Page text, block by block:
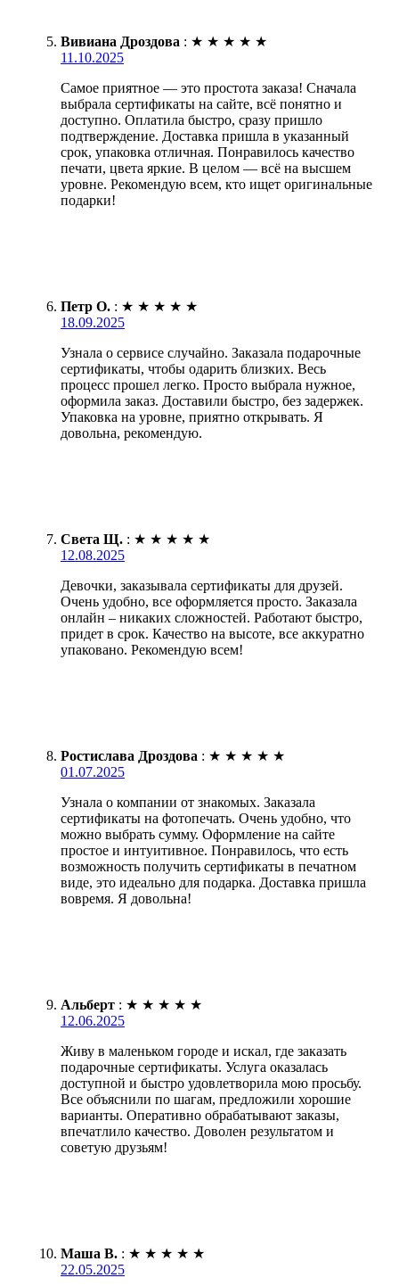
Вивиана Дроздова : ★ ★ ★ ★ ★
11.10.2025
Самое приятное — это простота заказа! Сначала
выбрала сертификаты на сайте, всё понятно и
доступно. Оплатила быстро, сразу пришло
подтверждение. Доставка пришла в указанный
срок, упаковка отличная. Понравилось качество
печати, цвета яркие. В целом — всё на высшем
уровне. Рекомендую всем, кто ищет оригинальные
подарки!
Петр О. : ★ ★ ★ ★ ★
18.09.2025
Узнала о сервисе случайно. Заказала подарочные
сертификаты, чтобы одарить близких. Весь
процесс прошел легко. Просто выбрала нужное,
оформила заказ. Доставили быстро, без задержек.
Упаковка на уровне, приятно открывать. Я
довольна, рекомендую.
Света Щ. : ★ ★ ★ ★ ★
12.08.2025
Девочки, заказывала сертификаты для друзей.
Очень удобно, все оформляется просто. Заказала
онлайн – никаких сложностей. Работают быстро,
придет в срок. Качество на высоте, все аккуратно
упаковано. Рекомендую всем!
Ростислава Дроздова : ★ ★ ★ ★ ★
01.07.2025
Узнала о компании от знакомых. Заказала
сертификаты на фотопечать. Очень удобно, что
можно выбрать сумму. Оформление на сайте
простое и интуитивное. Понравилось, что есть
возможность получить сертификаты в печатном
виде, это идеально для подарка. Доставка пришла
вовремя. Я довольна!
Альберт : ★ ★ ★ ★ ★
12.06.2025
Живу в маленьком городе и искал, где заказать
подарочные сертификаты. Услуга оказалась
доступной и быстро удовлетворила мою просьбу.
Все объяснили по шагам, предложили хорошие
варианты. Оперативно обрабатывают заказы,
впечатлило качество. Доволен результатом и
советую друзьям!
Маша В. : ★ ★ ★ ★ ★
22.05.2025